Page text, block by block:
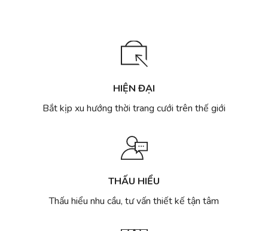
HIỆN ĐẠI
Bắt kịp xu hướng thời trang cưới trên thế giới
THẤU HIỂU
Thấu hiểu nhu cầu, tư vấn thiết kế tận tâm